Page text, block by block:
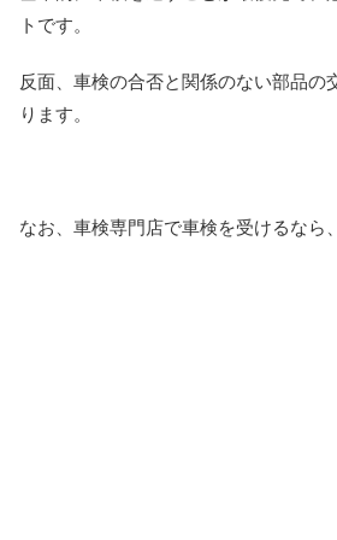
トです。
反面、車検の合否と関係のない部品
ります。
なお、車検専門店で車検を受けるなら、